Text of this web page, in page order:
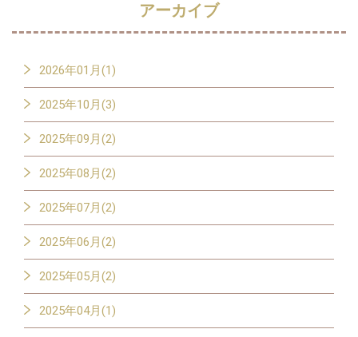
アーカイブ
2026年01月(1)
2025年10月(3)
2025年09月(2)
2025年08月(2)
2025年07月(2)
2025年06月(2)
2025年05月(2)
2025年04月(1)